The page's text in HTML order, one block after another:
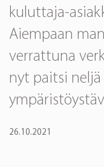
kuluttaja-
Aiempaan
verrattuna
nyt paitsi
26.10.2021